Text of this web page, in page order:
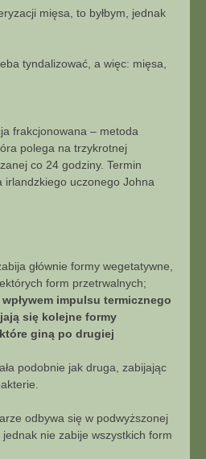
mięsa, to byłbym, jednak
tyndalizować, a więc: mięsa,
frakcjonowana – metoda
polega na trzykrotnej
co 24 godziny. Termin
irlandzkiego uczonego Johna
głównie formy wegetatywne,
form przetrwalnych;
impulsu termicznego
się kolejne formy
giną po drugiej
podobnie jak druga, zabijając
odbywa się w podwyższonej
nie zabije wszystkich form